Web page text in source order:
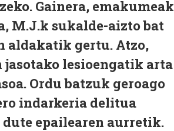
Gainera, emakumeak
M.J.k sukalde-aizto bat
aldakatik gertu. Atzo,
jasotako lesioengatik arta
Ordu batzuk geroago
indarkeria delitua
dute epailearen aurretik.